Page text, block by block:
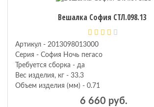
Вешалка София СТЛ.098.13
Артикул - 2013098013000
Серия - София Ночь пегасо
Требуется сборка - да
Вес изделия, кг - 33.3
Объем изделия (мм) - 0.71
6 660 руб.